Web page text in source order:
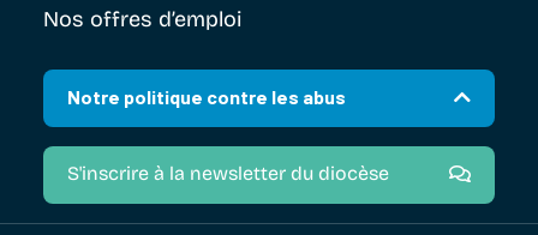
Nos offres d’emploi
Notre politique contre les abus
S'inscrire à la newsletter du diocèse